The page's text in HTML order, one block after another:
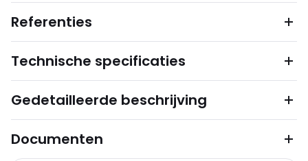
Referenties
Technische specificaties
Gedetailleerde beschrijving
Documenten